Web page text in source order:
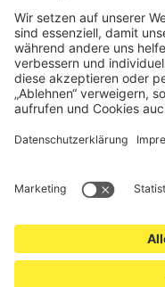
auch Ihr Wohngebäude
können. An unserem
Sortiment von
versandbereit sind.
Cookie-
©